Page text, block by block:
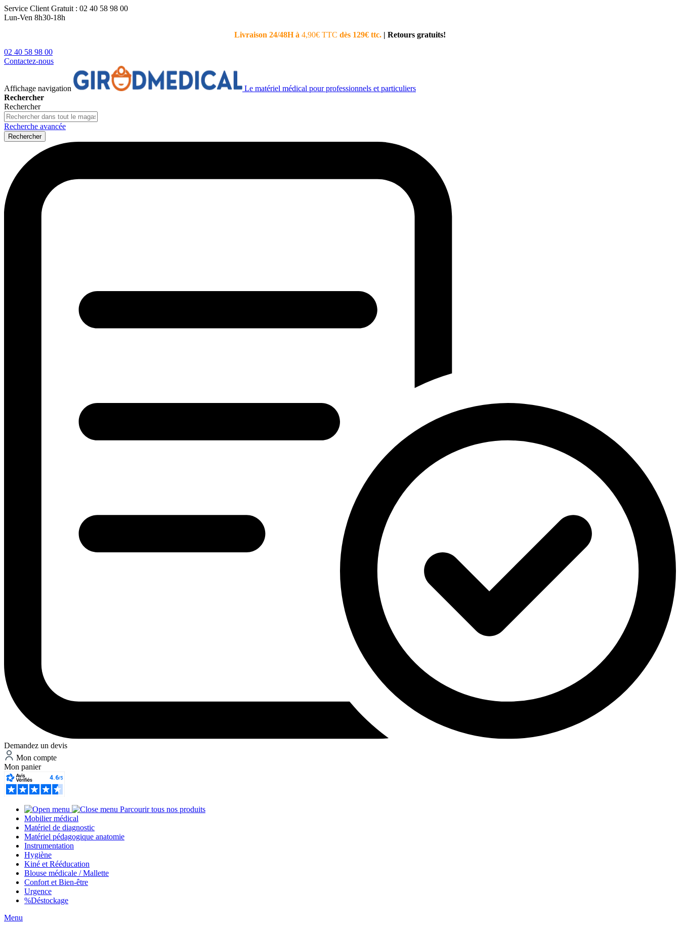
Service Client Gratuit : 02 40 58 98 00
Lun-Ven 8h30-18h
Livraison 24/48H à 4,90€ TTC dès 129€ ttc. | Retours gratuits!
02 40 58 98 00
Contactez-nous
Affichage navigation
Le matériel médical pour professionnels et particuliers
Rechercher
Rechercher
Recherche avancée
Rechercher
Demandez un devis
Mon compte
Mon panier
Parcourir tous nos produits
Mobilier médical
Matériel de diagnostic
Matériel pédagogique anatomie
Instrumentation
Hygiène
Kiné et Rééducation
Blouse médicale / Mallette
Confort et Bien-être
Urgence
%Déstockage
Menu